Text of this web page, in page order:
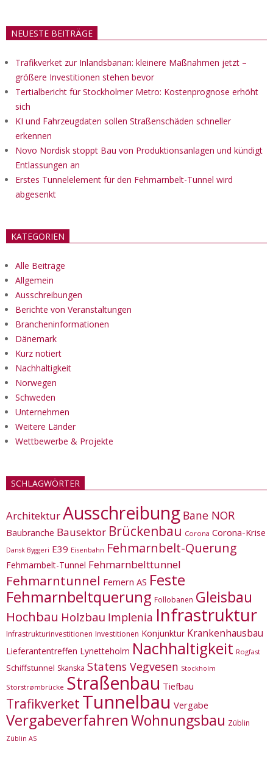
NEUESTE BEITRÄGE
Trafikverket zur Inlandsbanan: kleinere Maßnahmen jetzt –
größere Investitionen stehen bevor
Tertialbericht für Stockholmer Metro: Kostenprognose erhöht
sich
KI und Fahrzeugdaten sollen Straßenschäden schneller
erkennen
Novo Nordisk stoppt Bau von Produktionsanlagen und kündigt
Entlassungen an
Erstes Tunnelelement für den Fehmarnbelt-Tunnel wird
abgesenkt
KATEGORIEN
Alle Beiträge
Allgemein
Ausschreibungen
Berichte von Veranstaltungen
Brancheninformationen
Dänemark
Kurz notiert
Nachhaltigkeit
Norwegen
Schweden
Unternehmen
Weitere Länder
Wettbewerbe & Projekte
SCHLAGWÖRTER
ArchitekturAusschreibung Bane NOR
Baubranche Bausektor Brückenbau Corona Corona-Krise
Dansk Byggeri E39 Eisenbahn Fehmarnbelt-Querung
Fehmarnbelt-Tunnel Fehmarnbelttunnel
Fehmarntunnel Femern AS Feste
Fehmarnbeltquerung Follobanen Gleisbau
Hochbau Holzbau Implenia Infrastruktur
Infrastrukturinvestitionen Investitionen Konjunktur Krankenhausbau
Lieferantentreffen Lynetteholm Nachhaltigkeit Rogfast
Schiffstunnel Skanska Statens Vegvesen Stockholm
Storstrømbrücke Straßenbau Tiefbau
Trafikverket Tunnelbau Vergabe
VergabeverfahrenWohnungsbau Züblin
Züblin AS